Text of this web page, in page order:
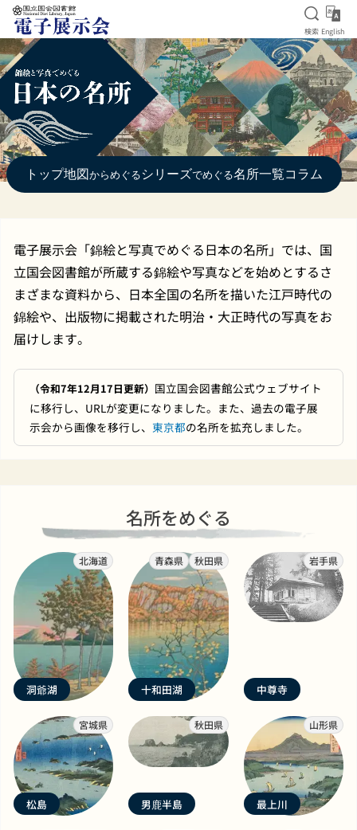
本文へ移動
検索を
検索 English
トップ地図 からめぐる シリーズでめぐる名所一覧コラム
電子展示会「錦絵と写真でめぐる日本の名所」では、国
立国会図書館が所蔵する錦絵や写真などを始めとするさ
まざまな資料から、日本全国の名所を描いた江戸時代の
錦絵や、出版物に掲載された明治・大正時代の写真をお
届けします。
（令和7年12月17日更新） 国立国会図書館公式ウェブサイト
に移行し、URLが変更になりました。また、過去の電子展
示会から画像を移行し、 東京都の名所を拡充しました。
名所をめぐる
北海道
洞爺湖
青森県 秋田県
十和田湖
岩手県
中尊寺
宮城県
松島
秋田県
男鹿半島
山形県
最上川